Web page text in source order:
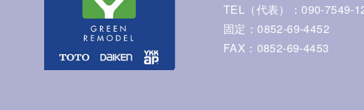
TEL（代表）：090-7549-
固定：0852-69-4452
FAX：0852-69-4453